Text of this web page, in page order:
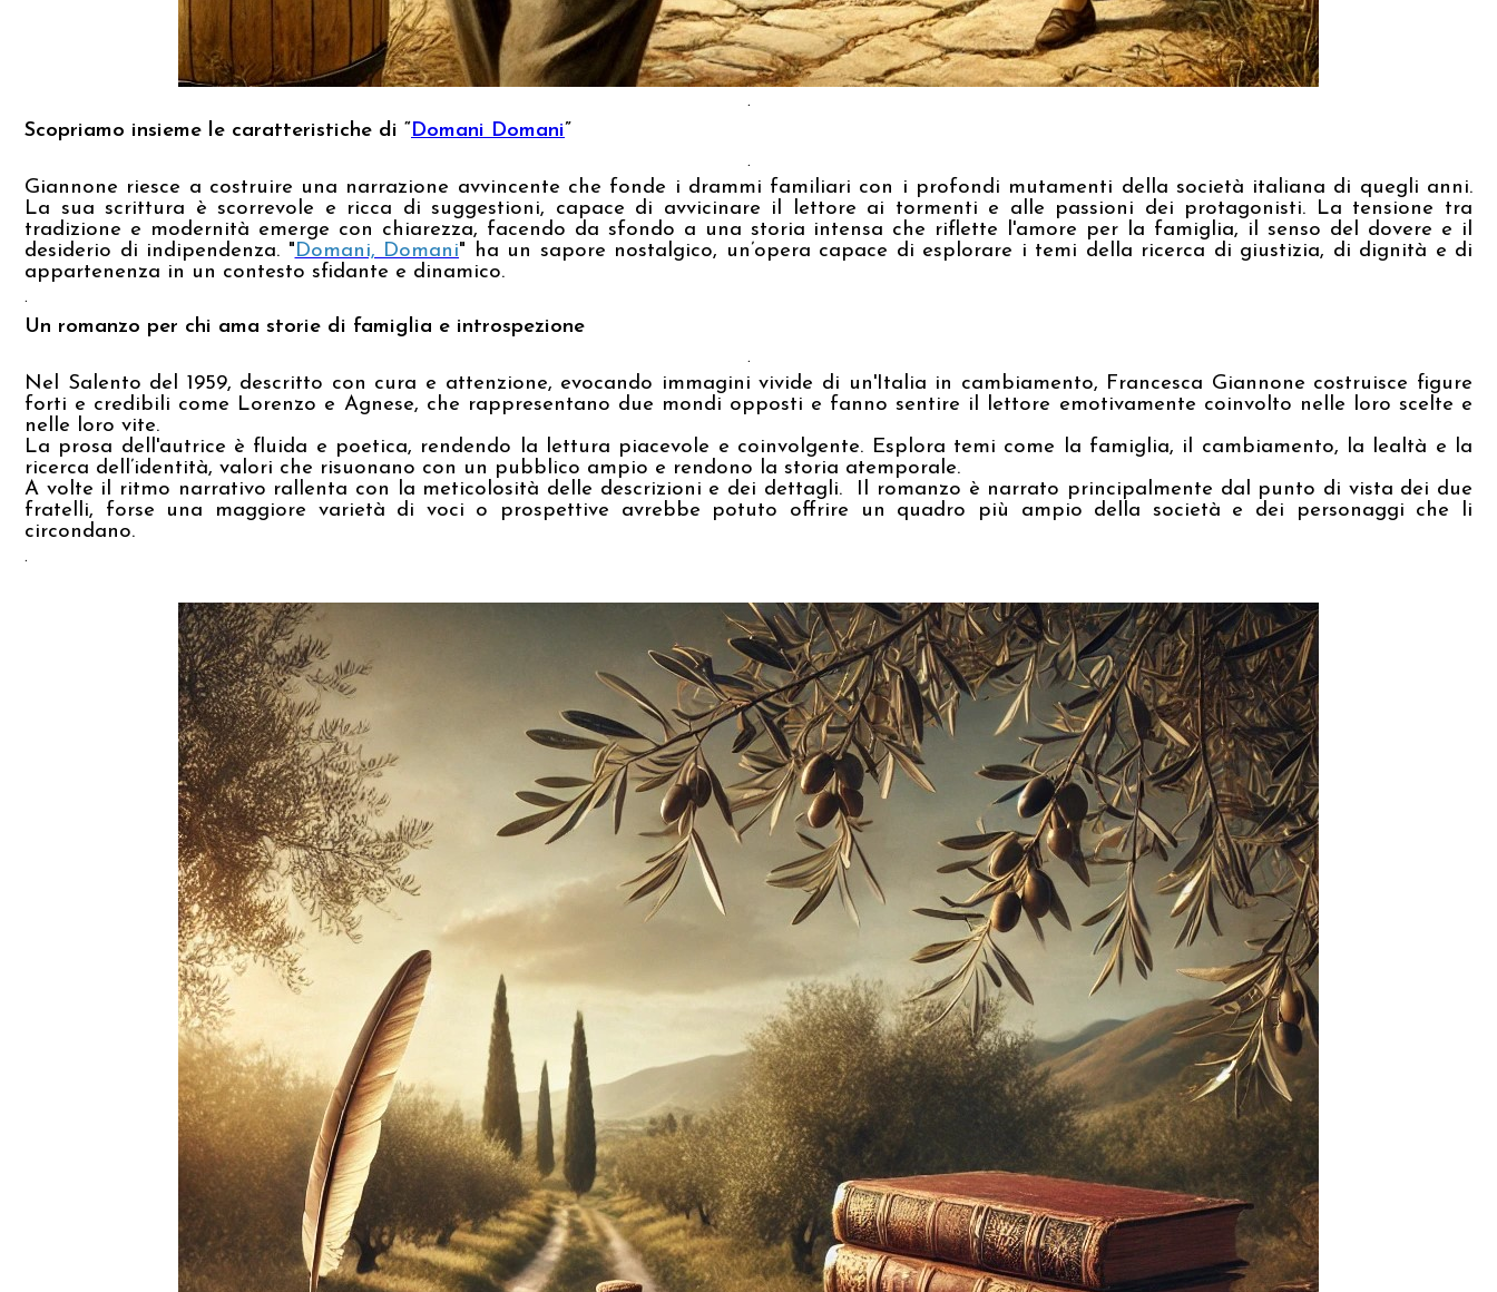
.
Scopriamo insieme le caratteristiche di “Domani Domani”
.
Giannone riesce a costruire una narrazione avvincente che fonde i drammi familiari con i profondi mutamenti della società italiana di quegli anni.
La sua scrittura è scorrevole e ricca di suggestioni, capace di avvicinare il lettore ai tormenti e alle passioni dei protagonisti. La tensione tra
tradizione e modernità emerge con chiarezza, facendo da sfondo a una storia intensa che riflette l'amore per la famiglia, il senso del dovere e il
desiderio di indipendenza. "Domani, Domani" ha un sapore nostalgico, un’opera capace di esplorare i temi della ricerca di giustizia, di dignità e di
appartenenza in un contesto sfidante e dinamico​​.
.
Un romanzo per chi ama storie di famiglia e introspezione
.
Nel Salento del 1959, descritto con cura e attenzione, evocando immagini vivide di un'Italia in cambiamento, Francesca Giannone costruisce figure
forti e credibili come Lorenzo e Agnese, che rappresentano due mondi opposti e fanno sentire il lettore emotivamente coinvolto nelle loro scelte e
nelle loro vite.
La prosa dell'autrice è fluida e poetica, rendendo la lettura piacevole e coinvolgente. Esplora temi come la famiglia, il cambiamento, la lealtà e la
ricerca dell’identità, valori che risuonano con un pubblico ampio e rendono la storia atemporale.
A volte il ritmo narrativo rallenta con la meticolosità delle descrizioni e dei dettagli.
Il romanzo è narrato principalmente dal punto di vista dei due
fratelli, forse una maggiore varietà di voci o prospettive avrebbe potuto offrire un quadro più ampio della società e dei personaggi che li
circondano.
.